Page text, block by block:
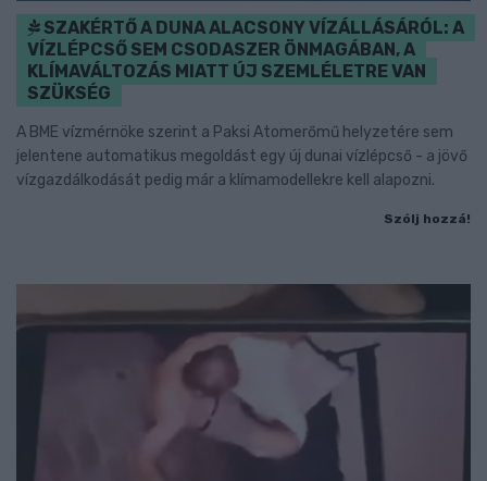
SZAKÉRTŐ A DUNA ALACSONY VÍZÁLLÁSÁRÓL: A
VÍZLÉPCSŐ SEM CSODASZER ÖNMAGÁBAN, A
KLÍMAVÁLTOZÁS MIATT ÚJ SZEMLÉLETRE VAN
SZÜKSÉG
A BME vízmérnöke szerint a Paksi Atomerőmű helyzetére sem
jelentene automatikus megoldást egy új dunai vízlépcső - a jövő
vízgazdálkodását pedig már a klímamodellekre kell alapozni.
Szólj hozzá!